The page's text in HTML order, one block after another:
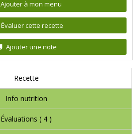
Ajouter à mon menu
Évaluer cette recette
Ajouter une note
Recette
Info nutrition
Évaluations ( 4 )